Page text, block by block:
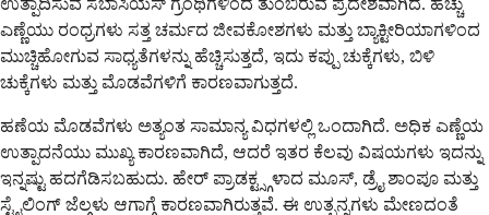
ಉತ್ಪಾದಿಸುವ ಸೆಬಾಸಿಯಸ್ ಗ್ರಂಥಿಗಳಿಂದ ತುಂಬಿರುವ ಪ್ರದೇಶವಾಗಿದೆ. ಹೆಚ್ಚು
ಎಣ್ಣೆಯು ರಂಧ್ರಗಳು ಸತ್ತ ಚರ್ಮದ ಜೀವಕೋಶಗಳು ಮತ್ತು ಬ್ಯಾಕ್ಟೀರಿಯಾಗಳಿಂದ
ಮುಚ್ಚಿಹೋಗುವ ಸಾಧ್ಯತೆಗಳನ್ನು ಹೆಚ್ಚಿಸುತ್ತದೆ, ಇದು ಕಪ್ಪು ಚುಕ್ಕೆಗಳು, ಬಿಳಿ
ಚುಕ್ಕೆಗಳು ಮತ್ತು ಮೊಡವೆಗಳಿಗೆ ಕಾರಣವಾಗುತ್ತದೆ.
ಹಣೆಯ ಮೊಡವೆಗಳು ಅತ್ಯಂತ ಸಾಮಾನ್ಯ ವಿಧಗಳಲ್ಲಿ ಒಂದಾಗಿದೆ. ಅಧಿಕ ಎಣ್ಣೆಯ
ಉತ್ಪಾದನೆಯು ಮುಖ್ಯ ಕಾರಣವಾಗಿದೆ, ಆದರೆ ಇತರ ಕೆಲವು ವಿಷಯಗಳು ಇದನ್ನು
ಇನ್ನಷ್ಟು ಹದಗೆಡಿಸಬಹುದು. ಹೇರ್ ಪ್ರಾಡಕ್ಟ್ಸ್ಗಳಾದ ಮೂಸ್, ಡ್ರೈ ಶಾಂಪೂ ಮತ್ತು
ಸ್ಟೈಲಿಂಗ್ ಜೆಲ್ಗಳು ಆಗಾಗ್ಗೆ ಕಾರಣವಾಗಿರುತ್ತವೆ. ಈ ಉತ್ಪನ್ನಗಳು ಮೇಣದಂತೆ